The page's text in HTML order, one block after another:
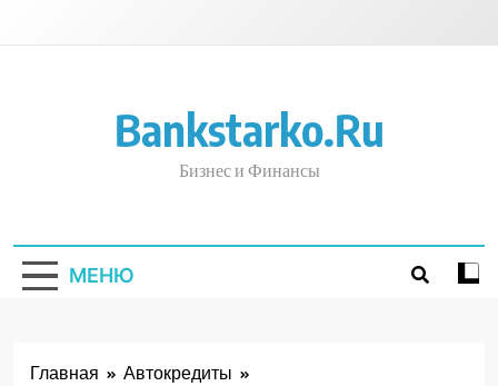
Bankstarko.ru
Бизнес и Финансы
МЕНЮ
Главная
Автокредиты